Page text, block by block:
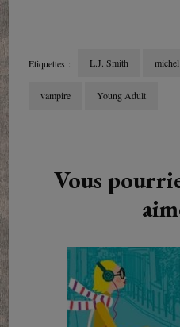
Étiquettes : L.J. Smith
vampire Young Adult
Vous